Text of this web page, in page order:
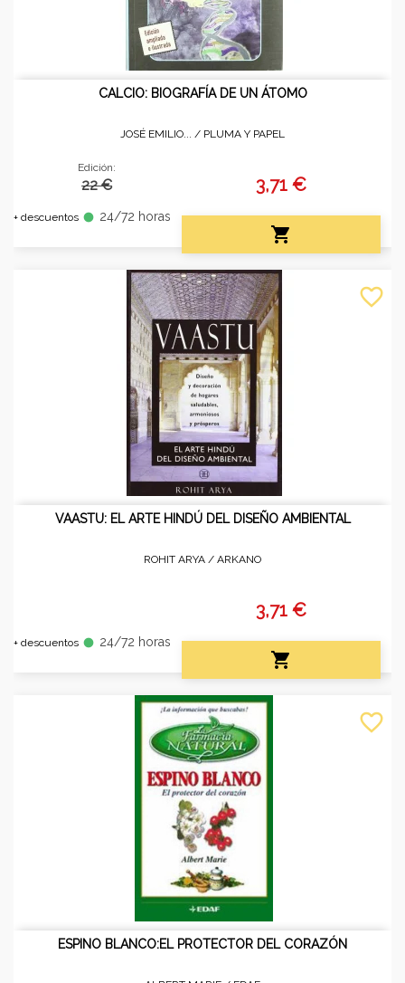
CALCIO: BIOGRAFÍA DE UN ÁTOMO
JOSÉ EMILIO... / PLUMA Y PAPEL
Edición:
22 €
+ descuentos fiber_manual_record 24/72 horas
3,71 €

VAASTU: EL ARTE HINDÚ DEL DISEÑO AMBIENTAL
ROHIT ARYA / ARKANO
+ descuentos fiber_manual_record 24/72 horas
3,71 €

favorite_border
ESPINO BLANCO:EL PROTECTOR DEL CORAZÓN
favorite_border